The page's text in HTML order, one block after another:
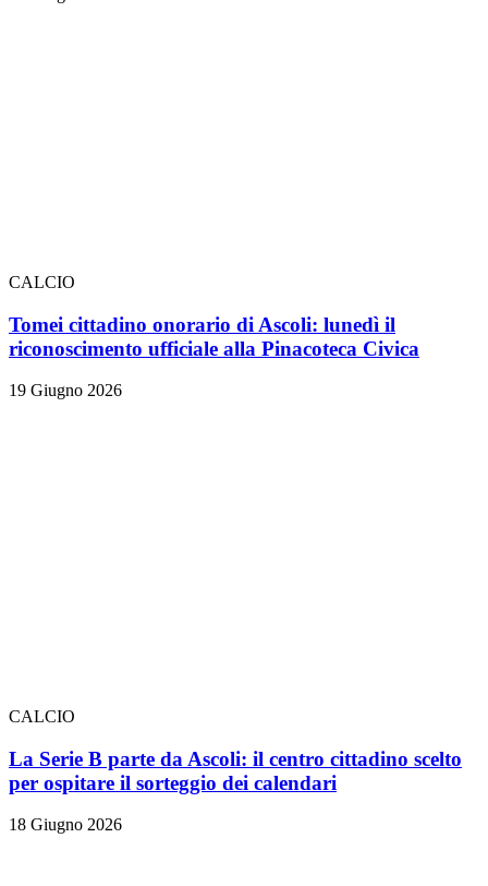
CALCIO
Tomei cittadino onorario di Ascoli: lunedì il
riconoscimento ufficiale alla Pinacoteca Civica
19 Giugno 2026
CALCIO
La Serie B parte da Ascoli: il centro cittadino scelto
per ospitare il sorteggio dei calendari
18 Giugno 2026